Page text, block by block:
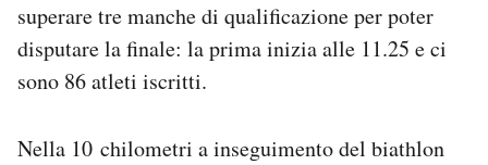
superare tre manche di qualificazione per poter
disputare la finale: la prima inizia alle 11.25 e ci
sono 86 atleti iscritti.
Nella 10 chilometri a inseguimento del biathlon